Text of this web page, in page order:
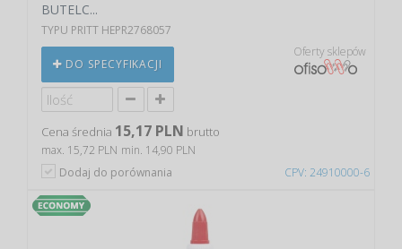
CPV: 24910000-6
BUTELC...
TYPU PRITT HEPR2768057
DO SPECYFIKACJI
Oferty sklepów
Cena średnia 15,17 PLN brutto
max. 15,72 PLN min. 14,90 PLN
Dodaj do porównania